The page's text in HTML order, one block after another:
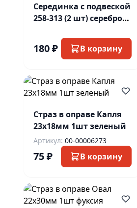
Серединка с подвеской
258-313 (2 шт) серебро/
180 ₽ В корзину
Страз в оправе Капля
23х18мм 1шт зеленый
Артикул: 00-00006273
75 ₽ В корзину